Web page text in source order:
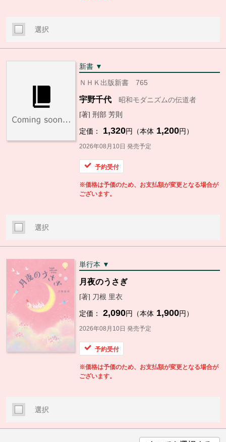
選択
新書 ▼
ＮＨＫ出版新書 765
宇野千代
昭和モダニズムの伝道者
[著] 刑部 芳則
定価： 1,320円（本体 1,200円）
2026年08月10日 発売予定
予約受付
※価格は予価のため、お支払額が変更となる場合が
ございます。
選択
単行本 ▼
月夜のうさぎ
[著] 刀根 里衣
定価： 2,090円（本体 1,900円）
2026年08月10日 発売予定
予約受付
※価格は予価のため、お支払額が変更となる場合が
ございます。
選択